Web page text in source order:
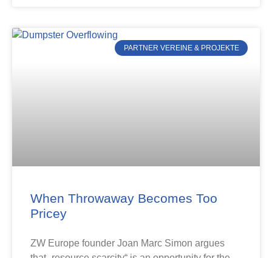
PARTNER VEREINE & PROJEKTE
When Throwaway Becomes Too
Pricey
ZW Europe founder Joan Marc Simon argues